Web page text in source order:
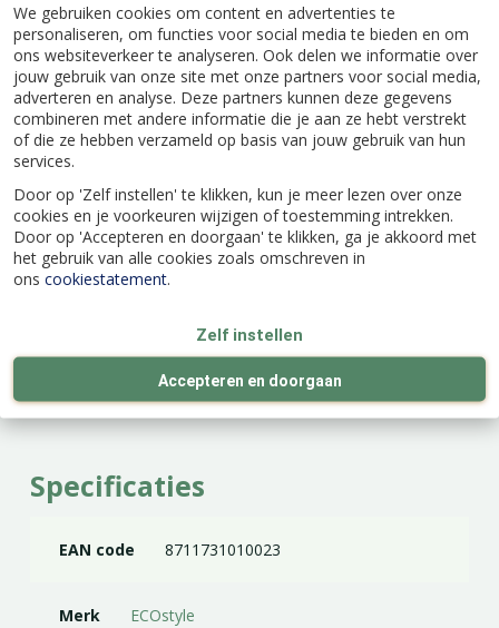
We gebruiken cookies om content en advertenties te
personaliseren, om functies voor social media te bieden en om
ons websiteverkeer te analyseren. Ook delen we informatie over
jouw gebruik van onze site met onze partners voor social media,
adverteren en analyse. Deze partners kunnen deze gegevens
combineren met andere informatie die je aan ze hebt verstrekt
of die ze hebben verzameld op basis van jouw gebruik van hun
services.
Door op 'Zelf instellen' te klikken, kun je meer lezen over onze
cookies en je voorkeuren wijzigen of toestemming intrekken.
Door op 'Accepteren en doorgaan' te klikken, ga je akkoord met
het gebruik van alle cookies zoals omschreven in
ons cookiestatement.
Zelf instellen
Accepteren en doorgaan
Gebruiksaanwijzing
Verdeel de fosfaatmeststof over het
wortelbereik van de plant of het te
bemesten oppervlak.
Hark het licht in.
1,6 kg voor ca. 32 m².
Siertuin: 50 gr/m².
Moestuin: 75 gr/m².
Specificaties
EAN code 8711731010023
Merk ECOstyle